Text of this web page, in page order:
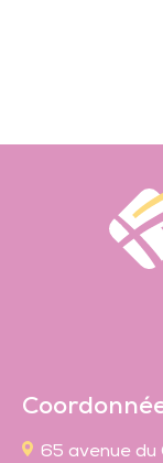
65 avenue du